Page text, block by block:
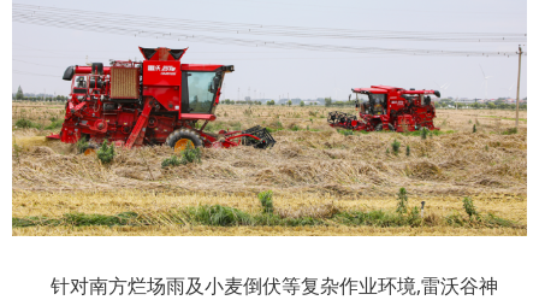
针对南方烂场雨及小麦倒伏等复杂作业环境,雷沃谷神